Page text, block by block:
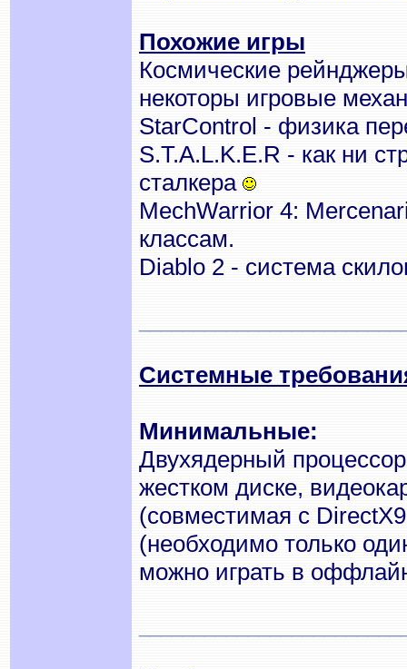
Похожие игры
Космические
некоторы игровые
StarControl - физика
S.T.A.L.K.E.R - как ни
сталкера
MechWarrior 4:
классам.
Diablo 2 - система
Системные
Минимальные:
Двухядерный
жестком диске,
(совместимая с
(необходимо только
можно играть в